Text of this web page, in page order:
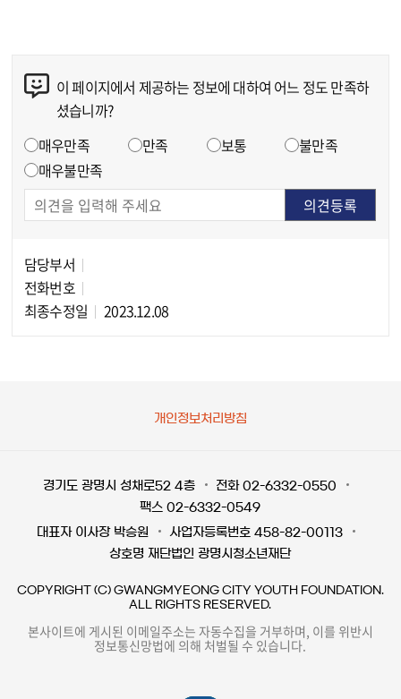
이 페이지에서 제공하는 정보에 대하여 어느 정도 만족하
셨습니까?
매우만족 만족 보통
불만족
매우불만족
담당부서
전화번호
최종수정일
2023.12.08
개인정보처리방침
경기도 광명시 성채로52 4층
전화 02-6332-0550
팩스 02-6332-0549
대표자 이사장 박승원
사업자등록번호 458-82-00113
상호명 재단법인 광명시청소년재단
COPYRIGHT (C) GWANGMYEONG CITY YOUTH FOUNDATION.
ALL RIGHTS RESERVED.
본사이트에 게시된 이메일주소는 자동수집을 거부하며, 이를 위반시
정보통신망법에 의해 처벌될 수 있습니다.